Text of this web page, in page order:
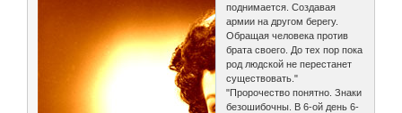
поднимается. Создавая
армии на другом берегу.
Обращая человека против
брата своего. До тех пор пока
род людской не перестанет
существовать."
"Пророчество понятно. Знаки
безошибочны. В 6-ой день 6-